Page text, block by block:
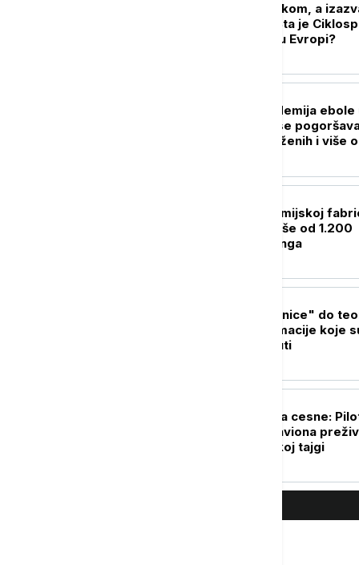
Ne vidi se golim okom, a
hiljade infekcija: Šta je
da li preti širenje u Evropi?
SZO: Najveća epidemija ebole
istoriji DR Konga se
skoro 4.000 zaraženih i više
Zbog požara u hemijskoj
Kini evakuisano više od 1.200
stanovnika Kunminga
Od "otvorene granice" do
zavere: Dezinformacije koje
pratile krizu u Seuti
Pronađena posada cesne:
nestalog ruskog aviona
dva dana u sibirskoj tajgi